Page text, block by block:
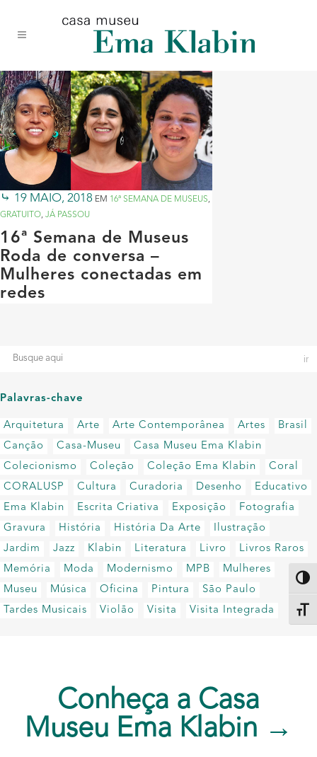
conteúdo
navegação
site
19 MAIO, 2018 EM 16ª SEMANA DE MUSEUS,
GRATUITO, JÁ PASSOU
16ª Semana de Museus
Roda de conversa –
Mulheres conectadas em
redes
Palavras-chave
Arquitetura Arte Arte Contemporânea Artes
Brasil
Canção
Casa-Museu
Casa Museu Ema Klabin
Colecionismo
Coleção Coleção Ema Klabin
Coral
CORALUSP
Cultura Curadoria Desenho
Educativo
Ema Klabin
Escrita Criativa Exposição
Fotografia
Gravura
História História Da Arte
Ilustração
Jardim
Jazz Klabin Literatura Livro
Livros Raros
Memória
Moda Modernismo MPB
Mulheres
Museu
Música Oficina Pintura
São Paulo
Tardes Musicais
Violão Visita Visita Integrada
Conheça a Casa
Museu Ema Klabin →